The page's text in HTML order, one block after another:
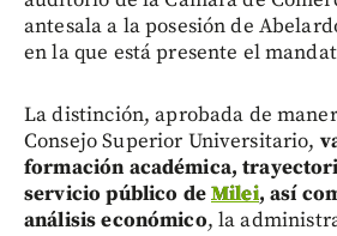
antesala a la posesión de
en la que está presente el
La distinción, aprobada de
Consejo Superior Universitario,
formación académica,
servicio público deMilei, así
análisis económico, la